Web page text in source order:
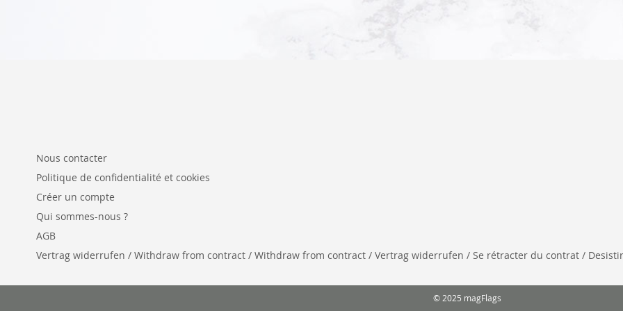
Nous contacter
Politique de confidentialité et cookies
Créer un compte
Qui sommes-nous ?
AGB
Vertrag widerrufen / Withdraw from contract / Withdraw from contract / Vertrag widerrufen / Se rétracter du contrat /
© 2025 magFlags